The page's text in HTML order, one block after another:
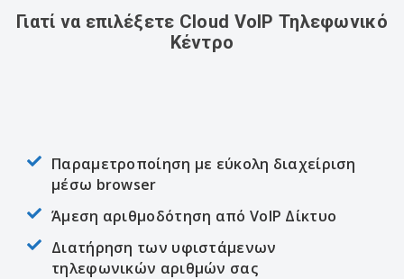
Γιατί να επιλέξετε Cloud VoIP Τηλεφωνικό
Κέντρο
Παραμετροποίηση με εύκολη διαχείριση
μέσω browser
Άμεση αριθμοδότηση από VoIP Δίκτυο
Διατήρηση των υφιστάμενων
τηλεφωνικών αριθμών σας